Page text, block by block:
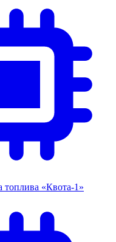
топлива «Квота-1»